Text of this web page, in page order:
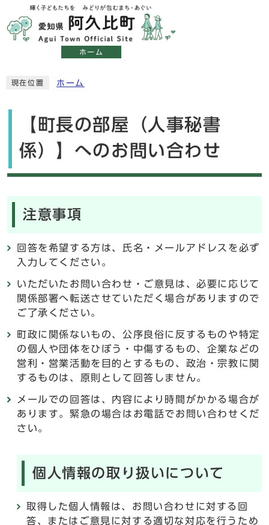
ホーム
現在位置 ホーム
【町長の部屋（人事秘書
係）】へのお問い合わせ
注意事項
回答を希望する方は、氏名・メールアドレスを必ず
入力してください。
いただいたお問い合わせ・ご意見は、必要に応じて
関係部署へ転送させていただく場合がありますので
ご了承ください。
町政に関係ないもの、公序良俗に反するものや特定
の個人や団体をひぼう・中傷するもの、企業などの
営利・営業活動を目的とするもの、政治・宗教に関
するものは、原則として回答しません。
メールでの回答は、内容により時間がかかる場合が
あります。緊急の場合はお電話でお問い合わせくだ
さい。
個人情報の取り扱いについて
取得した個人情報は、お問い合わせに対する回
答、またはご意見に対する適切な対応を行うため